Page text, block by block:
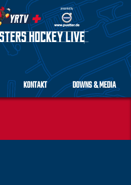
KONTAKT DOWNS & MEDIA